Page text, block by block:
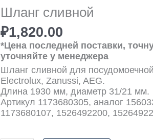
Шланг сливной
₽1,820.00
*Цена последней поставки,
уточняйте у менеджера
Шланг сливной для
Electrolux, Zanussi, AEG.
Длина 1930 мм, диаметр 31/21 мм.
Артикул 1173680305, аналог
1173680107, 1526492200,